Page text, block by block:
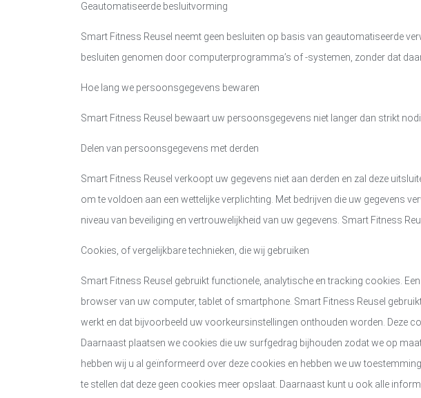
Geautomatiseerde besluitvorming
Smart Fitness Reusel neemt geen besluiten op basis van geautomatiseerde
besluiten genomen door computerprogramma’s of -systemen, zonder dat
Hoe lang we persoonsgegevens bewaren
Smart Fitness Reusel bewaart uw persoonsgegevens niet langer dan strikt
Delen van persoonsgegevens met derden
Smart Fitness Reusel verkoopt uw gegevens niet aan derden en zal deze
om te voldoen aan een wettelijke verplichting. Met bedrijven die uw gegevens
niveau van beveiliging en vertrouwelijkheid van uw gegevens. Smart Fitness
Cookies, of vergelijkbare technieken, die wij gebruiken
Smart Fitness Reusel gebruikt functionele, analytische en tracking cookies.
browser van uw computer, tablet of smartphone. Smart Fitness Reusel
werkt en dat bijvoorbeeld uw voorkeursinstellingen onthouden worden. Deze
Daarnaast plaatsen we cookies die uw surfgedrag bijhouden zodat we op
hebben wij u al geïnformeerd over deze cookies en hebben we uw
te stellen dat deze geen cookies meer opslaat. Daarnaast kunt u ook alle